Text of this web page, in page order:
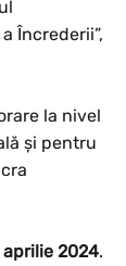
Încrederii”,
la nivel
și pentru
aprilie 2024.